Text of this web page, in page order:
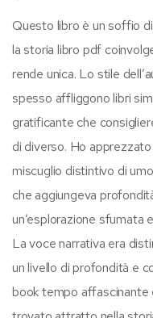
Questo libro è un soffio
la storia libro pdf
rende unica. Lo stile
spesso affliggono libri
gratificante che
di diverso. Ho
miscuglio distintivo di
che aggiungeva
un’esplorazione sfumata
La voce narrativa era
un livello di profondità e
book tempo affascinante